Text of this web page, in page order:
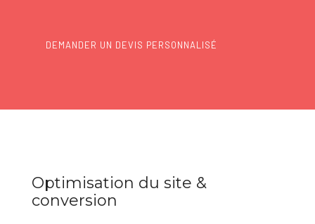
DEMANDER UN DEVIS PERSONNALISÉ
Optimisation du site &
conversion